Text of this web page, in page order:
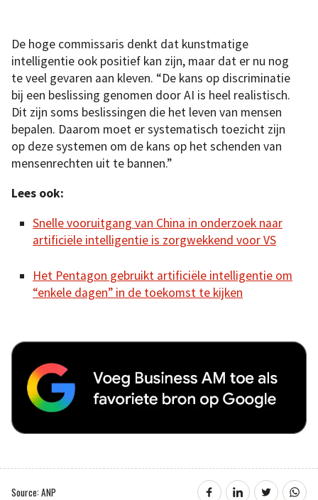
De hoge commissaris denkt dat kunstmatige
intelligentie ook positief kan zijn, maar dat er nu nog
te veel gevaren aan kleven. “De kans op discriminatie
bij een beslissing genomen door AI is heel realistisch.
Dit zijn soms beslissingen die het leven van mensen
bepalen. Daarom moet er systematisch toezicht zijn
op deze systemen om de kans op het schenden van
mensenrechten uit te bannen.”
Lees ook:
Snelle vooruitgang van China in onderzoek naar
artificiële intelligentie is zorgwekkend voor VS
Het Pentagon gebruikt artificiële intelligentie om
“enkele dagen” in de toekomst te kijken
Source: ANP